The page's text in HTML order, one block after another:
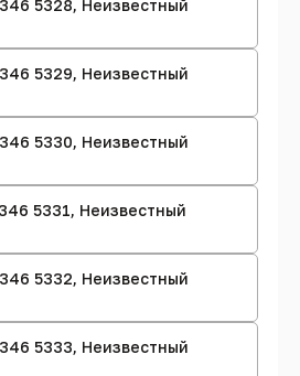
5328, Неизвестный
5329, Неизвестный
5330, Неизвестный
5331, Неизвестный
5332, Неизвестный
5333, Неизвестный